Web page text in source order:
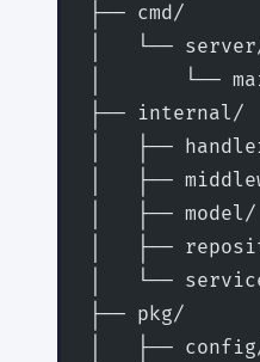
├── cmd/
│   └──
│       └──
├── internal/
│   ├──
│   ├──
│   ├──
│   ├──
│   └──
├── pkg/
│   ├──